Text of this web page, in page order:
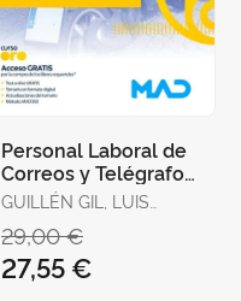
Personal Laboral de
Correos y Telégrafos.
Temario Volumen 1
GUILLÉN GIL, LUIS
DE CATALUNYA /
GUILLEN DIAZ,
LOURDES ALEJANDRA
29,00 €
27,55 €